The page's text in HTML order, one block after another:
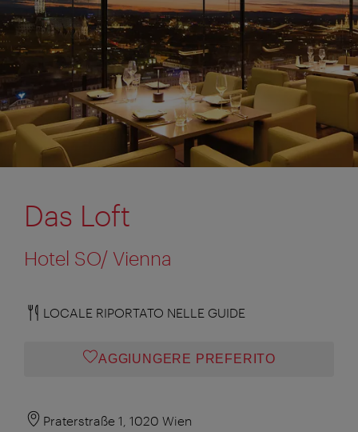
Das Loft
Hotel SO/ Vienna
LOCALE RIPORTATO NELLE GUIDE
AGGIUNGERE PREFERITO
Praterstraße 1, 1020 Wien